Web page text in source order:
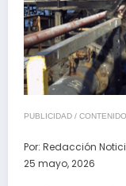
PUBLICIDAD /
Por: Redacción
25 mayo, 2026